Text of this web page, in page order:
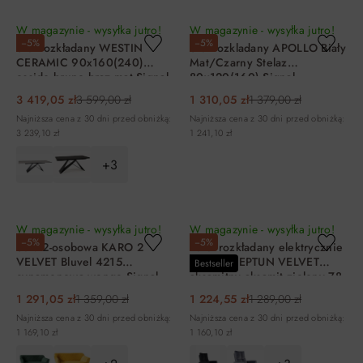
−5%
W magazynie - wysyłka jutro!
Stół rozkładany WESTIN
CERAMIC 90x160(240)
ossido bruno brąz mat Signal
3 419,05 zł3 599,00 zł
Najniższa cena z 30 dni przed obniżką:
3 239,10 zł
+3
−5%
W magazynie - wysyłka jutro!
Stół rozkladany APOLLO Biały
Mat/Czarny Stelaz
80x120(160) Signal
1 310,05 zł1 379,00 zł
Najniższa cena z 30 dni przed obniżką:
1 241,10 zł
−5%
W magazynie - wysyłka jutro!
Sofa 2-osobowa KARO 2
VELVET Bluvel 4215
cynamonowa wenge Signal
1 291,05 zł1 359,00 zł
Najniższa cena z 30 dni przed obniżką:
1 169,10 zł
−5%
Bestseller
W magazynie - wysyłka jutro!
Fotel rozkładany elektrycznie
z USB - NEPTUN VELVET
aksamitny aksamit zielony 78
Signal
1 224,55 zł1 289,00 zł
Najniższa cena z 30 dni przed obniżką:
1 160,10 zł